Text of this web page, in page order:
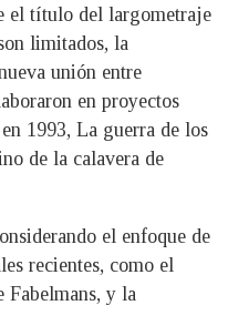
el título del largometraje
limitados, la
unión entre
en proyectos
1993, La guerra de los
de la calavera de
el enfoque de
recientes, como el
Fabelmans, y la